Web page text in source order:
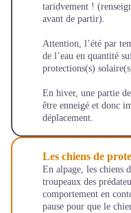
taridvement !
avant de partir).
Attention, l’été par
de l’eau en quantité
protections(s)
En hiver, une partie
être enneigé et donc
déplacement.
Les chiens de
En alpage, les chiens
troupeaux des
comportement en
pause pour que le